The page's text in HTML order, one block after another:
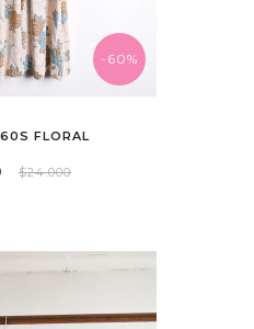
-60%
FLORAL
$24.000